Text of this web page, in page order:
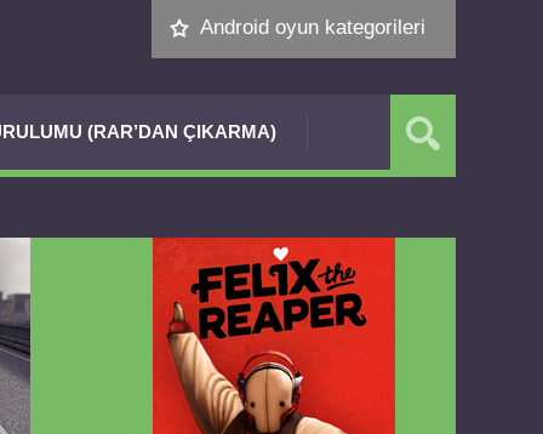
Android oyun kategorileri
(RAR’DAN ÇIKARMA)